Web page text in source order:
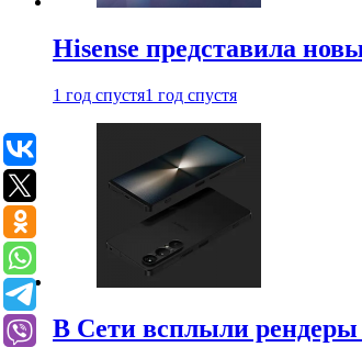
Hisense представила
1 год спустя1 год спустя
В Сети всплыли